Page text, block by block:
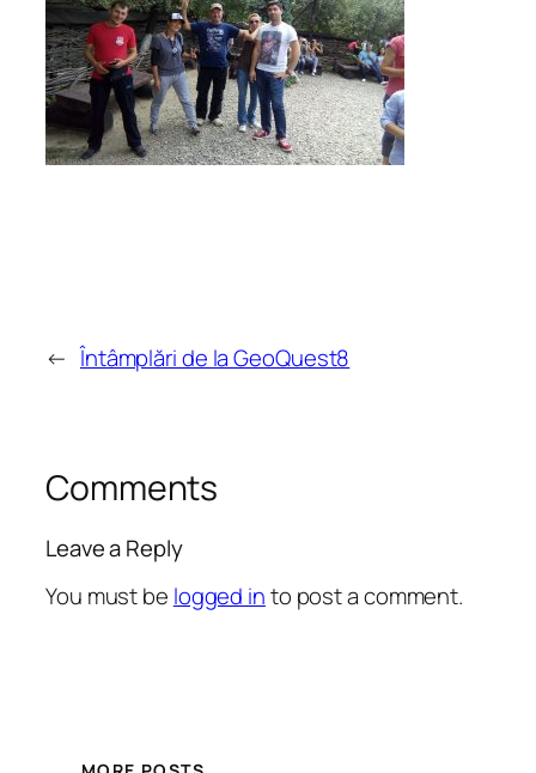
← Întâmplări de la GeoQuest8
Comments
Leave a Reply
You must be logged into post a comment.